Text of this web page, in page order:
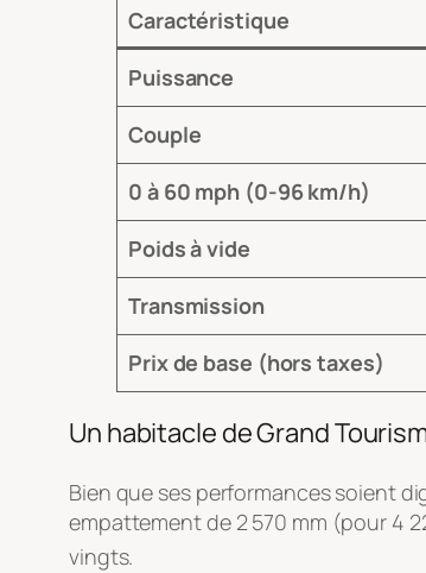
Caractéristique
Puissance
Couple
0 à 60 mph (0-96 km/h)
Poids à vide
Transmission
Prix de base (hors taxes)
Un habitacle de Grand
Bien que ses performances soient
empattement de 2 570 mm (pour 4
vingts.